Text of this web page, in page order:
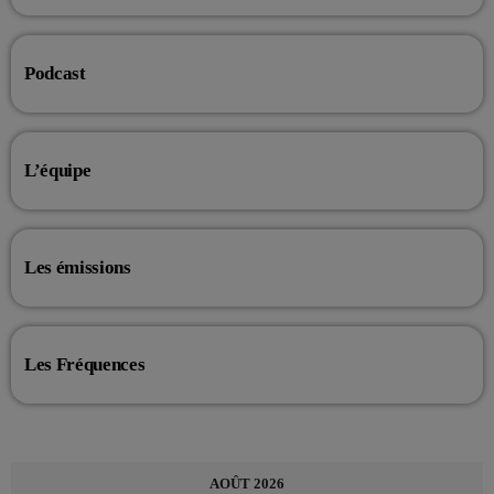
Podcast
L’équipe
Les émissions
Les Fréquences
AOÛT 2026